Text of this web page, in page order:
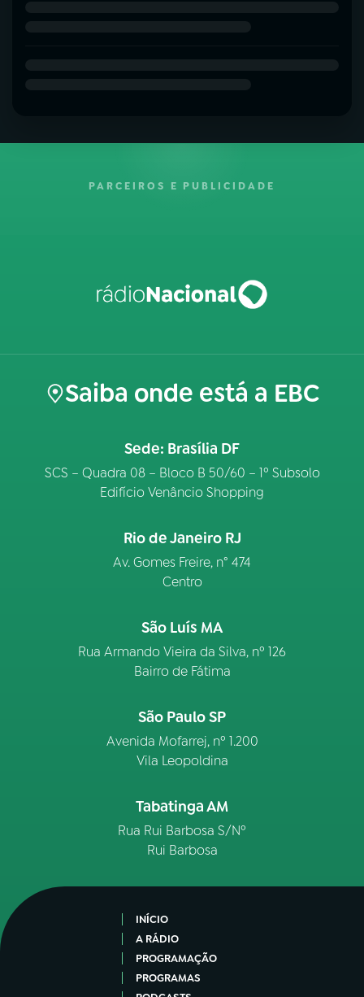
PARCEIROS E PUBLICIDADE
Saiba onde está a EBC
Sede: Brasília DF
SCS – Quadra 08 – Bloco B 50/60 – 1º Subsolo
Edifício Venâncio Shopping
Rio de Janeiro RJ
Av. Gomes Freire, n° 474
Centro
São Luís MA
Rua Armando Vieira da Silva, nº 126
Bairro de Fátima
São Paulo SP
Avenida Mofarrej, nº 1.200
Vila Leopoldina
Tabatinga AM
Rua Rui Barbosa S/Nº
Rui Barbosa
INÍCIO
A RÁDIO
PROGRAMAÇÃO
PROGRAMAS